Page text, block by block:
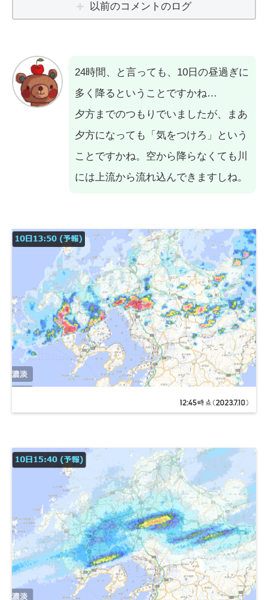
以前のコメントのログ
24時間、と言っても、10日の昼過ぎに
多く降るということですかね…
夕方までのつもりでいましたが、まあ
夕方になっても「気をつけろ」という
ことですかね。空から降らなくても川
には上流から流れ込んできますしね。